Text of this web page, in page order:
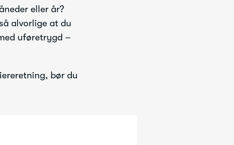
eller år?
alvorlige at du
uføretrygd –
bør du